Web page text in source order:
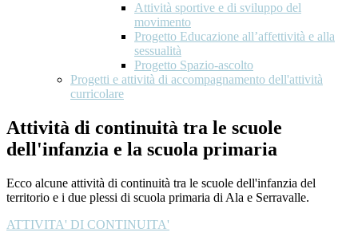
Attività sportive e di sviluppo del
movimento
Progetto Educazione all’affettività e alla
sessualità
Progetto Spazio-ascolto
Progetti e attività di accompagnamento dell'attività
curricolare
Attività di continuità tra le scuole
dell'infanzia e la scuola primaria
Ecco alcune attività di continuità tra le scuole dell'infanzia del
territorio e i due plessi di scuola primaria di Ala e Serravalle.
ATTIVITA' DI CONTINUITA'